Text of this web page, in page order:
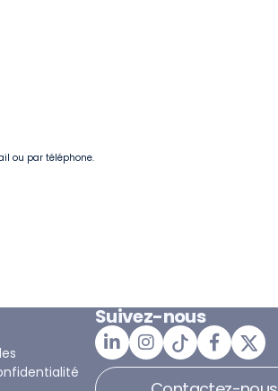
ou par téléphone.
Suivez-nous